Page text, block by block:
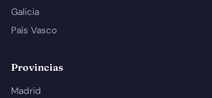
Galicia
País Vasco
Provincias
Madrid